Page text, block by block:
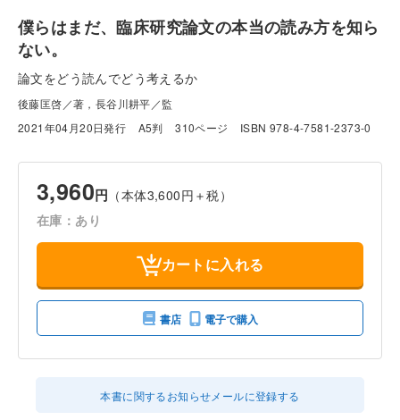
僕らはまだ、臨床研究論文の本当の読み方を知ら
ない。
論文をどう読んでどう考えるか
後藤匡啓／著，長谷川耕平／監
2021年04月20日発行
A5判 310ページ ISBN 978-4-7581-2373-0
3,960円 （本体3,600円＋税）
在庫：あり
カートに入れる
書店 電子で購入
本書に関するお知らせメールに登録する